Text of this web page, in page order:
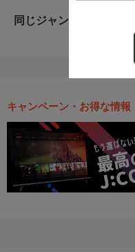
同じジャンルのおすすめ
キャンペーン・お得な情報